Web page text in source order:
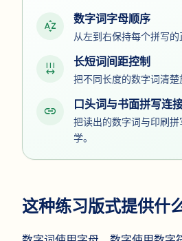
sort_by_alpha 数字词字母顺序
从左到右保持每个拼写的
format_letter_spacing 长短词间距控制
把不同长度的数字词清楚
link 口头词与书面拼写连
把读出的数字词与印刷
学。
这种练习版式提供什